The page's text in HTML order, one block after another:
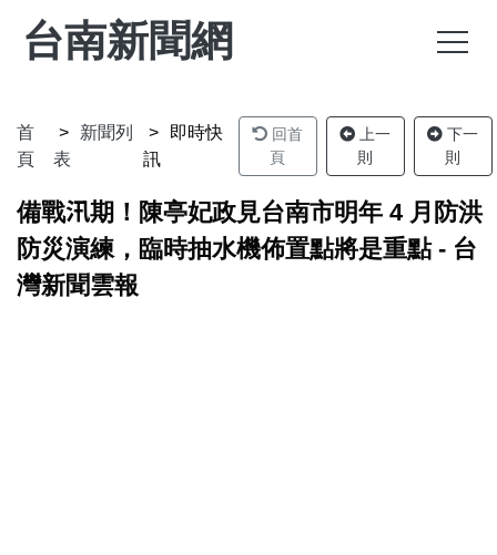
台南新聞網
首
頁
新聞列
表
即時快
訊
回首
頁
上一
則
下一
則
備戰汛期！陳亭妃政見台南市明年 4 月防洪
防災演練，臨時抽水機佈置點將是重點 - 台
灣新聞雲報